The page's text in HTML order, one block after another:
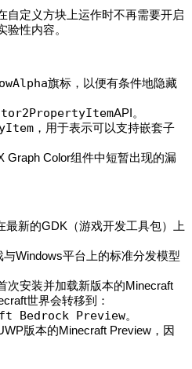
自定义方块上运作时不再需要开启
验性内容。
旗标，以便有条件地隐藏
API。
，用于表示可以支持嵌套子
Graph Color组件中短暂出现的漏
最新的GDK（游戏开发工具包）上
Windows平台上的标准分发模型
次安装并加载新版本的Minecraft
世界会转移到：
Bedrock Preview。
版本的Minecraft Preview，因